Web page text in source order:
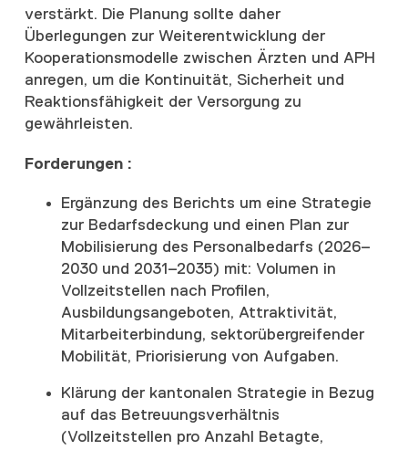
verstärkt. Die Planung sollte daher
Überlegungen zur Weiterentwicklung der
Kooperationsmodelle zwischen Ärzten und APH
anregen, um die Kontinuität, Sicherheit und
Reaktionsfähigkeit der Versorgung zu
gewährleisten.
Forderungen :
Ergänzung des Berichts um eine Strategie
zur Bedarfsdeckung und einen Plan zur
Mobilisierung des Personalbedarfs (2026–
2030 und 2031–2035) mit: Volumen in
Vollzeitstellen nach Profilen,
Ausbildungsangeboten, Attraktivität,
Mitarbeiterbindung, sektorübergreifender
Mobilität, Priorisierung von Aufgaben.
Klärung der kantonalen Strategie in Bezug
auf das Betreuungsverhältnis
(Vollzeitstellen pro Anzahl Betagte,